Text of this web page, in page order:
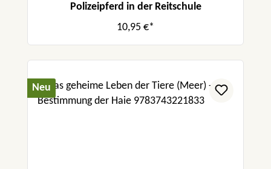
Polizeipferd in der Reitschule
10,95 €*
Neu